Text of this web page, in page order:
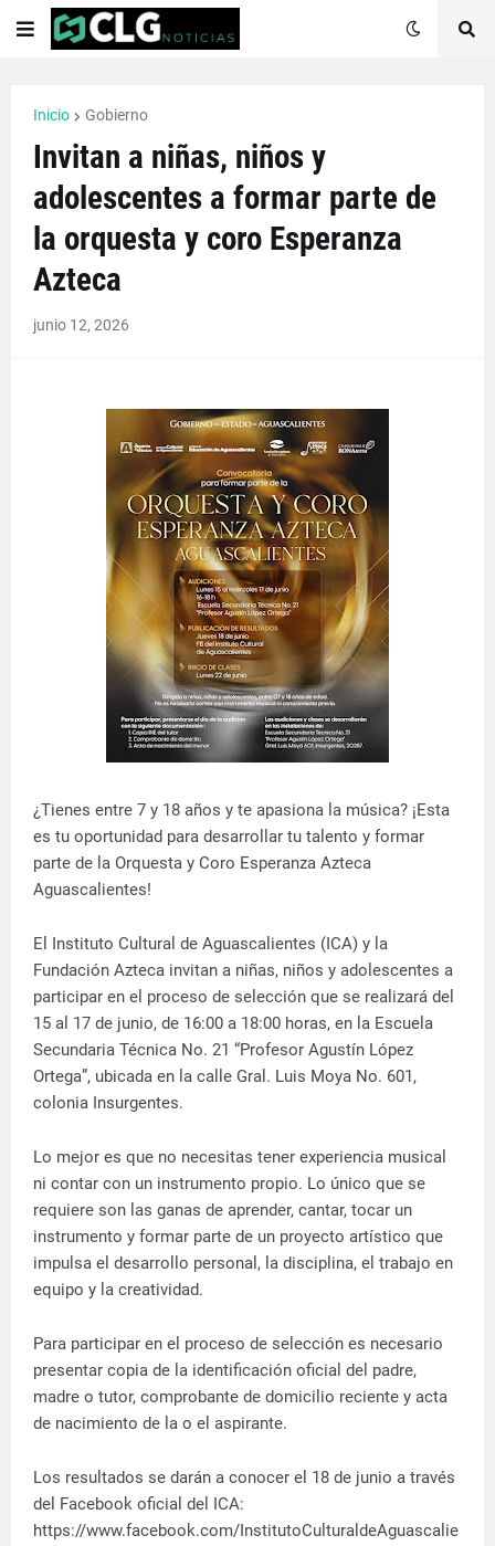
Inicio Gobierno
Invitan a niñas, niños y
adolescentes a formar parte de
la orquesta y coro Esperanza
Azteca
junio 12, 2026
¿Tienes entre 7 y 18 años y te apasiona la música? ¡Esta
es tu oportunidad para desarrollar tu talento y formar
parte de la Orquesta y Coro Esperanza Azteca
Aguascalientes!
El Instituto Cultural de Aguascalientes (ICA) y la
Fundación Azteca invitan a niñas, niños y adolescentes a
participar en el proceso de selección que se realizará del
15 al 17 de junio, de 16:00 a 18:00 horas, en la Escuela
Secundaria Técnica No. 21 “Profesor Agustín López
Ortega”, ubicada en la calle Gral. Luis Moya No. 601,
colonia Insurgentes.
Lo mejor es que no necesitas tener experiencia musical
ni contar con un instrumento propio. Lo único que se
requiere son las ganas de aprender, cantar, tocar un
instrumento y formar parte de un proyecto artístico que
impulsa el desarrollo personal, la disciplina, el trabajo en
equipo y la creatividad.
Para participar en el proceso de selección es necesario
presentar copia de la identificación oficial del padre,
madre o tutor, comprobante de domicilio reciente y acta
de nacimiento de la o el aspirante.
Los resultados se darán a conocer el 18 de junio a través
del Facebook oficial del ICA:
https://www.facebook.com/InstitutoCulturaldeAguascalie